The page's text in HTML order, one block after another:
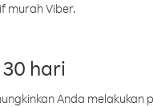
murah Viber.
hari
Anda